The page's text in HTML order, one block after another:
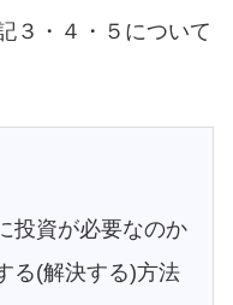
３・４・５について
投資が必要なのか
る(解決する)方法